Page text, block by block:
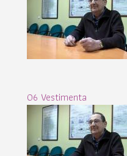
06 Vestimenta